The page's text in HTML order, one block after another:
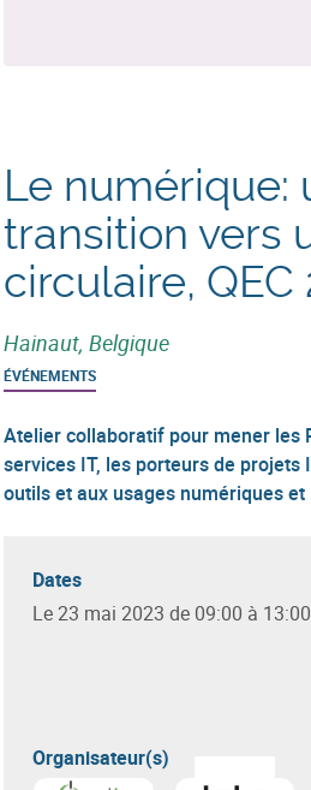
Le numérique:
transition vers
circulaire, QEC
Hainaut, Belgique
ÉVÉNEMENTS
Atelier collaboratif pour mener les
services IT, les porteurs de
outils et aux usages numériques et
Dates
Le 23 mai 2023 de 09:00 à 13:00
Organisateur(s)